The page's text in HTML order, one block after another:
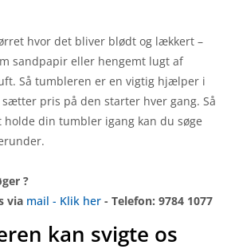
hvor det bliver blødt og lækkert –
sandpapir eller hengemt lugt af
Så tumbleren er en vigtig hjælper i
sætter pris på den starter hver gang. Så
din tumbler igang kan du søge
?
via mail - Klik her - Telefon: 9784 1077
kan svigte os